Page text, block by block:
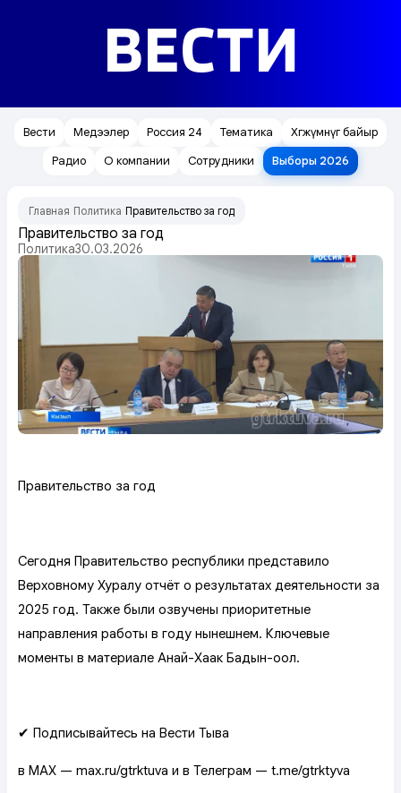
ВЕСТИ
Вести Медээлер Россия 24 Тематика
Хөгжүмнүг байыр
Радио
О компании Сотрудники Выборы 2026
Главная Политика Правительство за год
Правительство за год
Политика30.03.2026
Правительство за год
Сегодня Правительство республики представило
Верховному Хуралу отчёт о результатах деятельности за
2025 год. Также были озвучены приоритетные
направления работы в году нынешнем. Ключевые
моменты в материале Анай-Хаак Бадын-оол.
✔ Подписывайтесь на Вести Тыва
в MAX — max.ru/gtrktuva и в Телеграм — t.me/gtrktyva